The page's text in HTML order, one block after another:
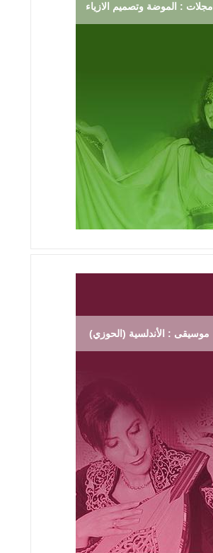
مجلات : الموضة وتصميم الازياء
موسيقى : الأندلسية (الحوزي)